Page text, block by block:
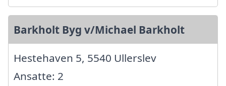
Barkholt Byg v/Michael Barkholt
Hestehaven 5, 5540 Ullerslev
Ansatte: 2